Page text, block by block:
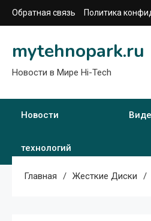
Перейти
к
Обратная связь Политика
mytehnopark.ru
Новости в Мире Hi-Tech
Новости
технологий
Главная Жесткие Диски